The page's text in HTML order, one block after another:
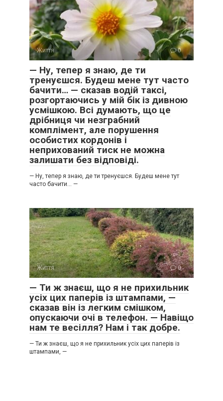
Життя 0
— Ну, тепер я знаю, де ти
тренуєшся. Будеш мене тут часто
бачити… — сказав водій таксі,
розгортаючись у мій бік із дивною
усмішкою. Всі думають, що це
дрібниця чи незграбний
комплімент, але порушення
особистих кордонів і
неприхований тиск не можна
залишати без відповіді.
— Ну, тепер я знаю, де ти тренуєшся. Будеш мене тут
часто бачити… —
Життя 0
— Ти ж знаєш, що я не прихильник
усіх цих паперів із штампами, —
сказав він із легким смішком,
опускаючи очі в телефон. — Навіщо
нам те весілля? Нам і так добре.
— Ти ж знаєш, що я не прихильник усіх цих паперів із
штампами, —